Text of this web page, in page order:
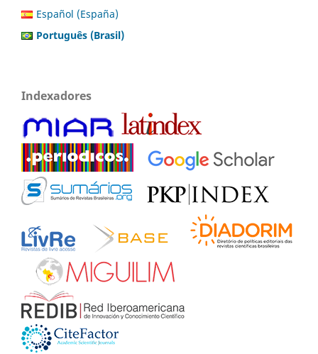
Español (España)
Português (Brasil)
Indexadores